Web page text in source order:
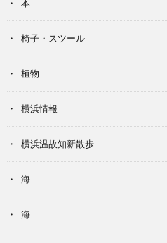
本
椅子・スツール
植物
横浜情報
横浜温故知新散歩
海
海